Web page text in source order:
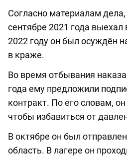
Согласно материалам
сентябре 2021 года
2022 году он был осуждён
в краже.
Во время отбывания
года ему предложили
контракт. По его словам,
чтобы избавиться от
В октябре он был
область. В лагере он